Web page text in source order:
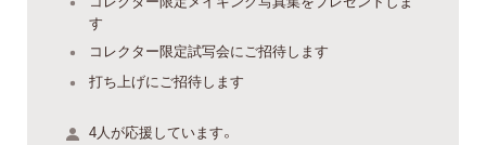
す
コレクター限定試写会にご招待します
打ち上げにご招待します
4人が応援しています。